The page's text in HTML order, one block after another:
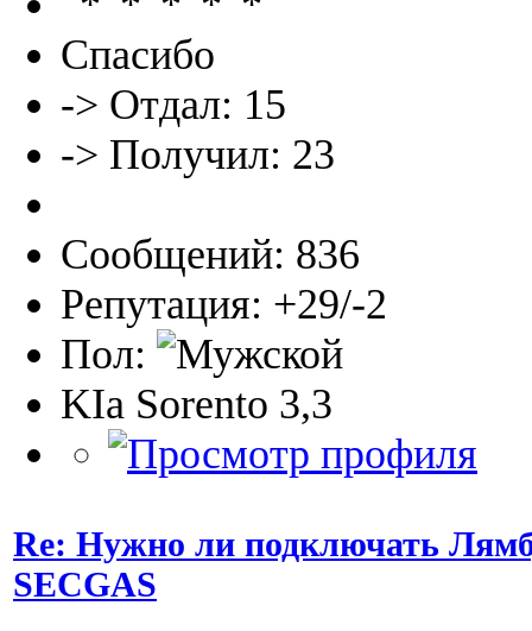
Спасибо
-> Отдал: 15
-> Получил: 23
Сообщений: 836
Репутация: +29/-2
Пол:
KIa Sorento 3,3
Re: Нужно ли подключать
SECGAS